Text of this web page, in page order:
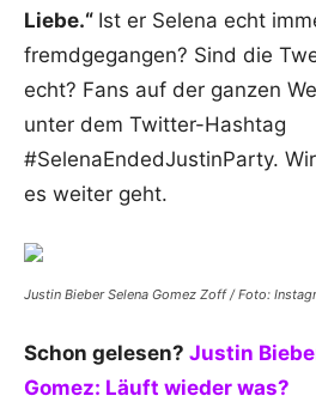
Liebe.“ Ist er Selena echt
fremdgegangen? Sind die
echt? Fans auf der ganzen
unter dem Twitter-Hashtag
#SelenaEndedJustinParty.
es weiter geht.
Justin Bieber Selena Gomez Zoff / Foto:
Schon gelesen? Justin
Gomez: Läuft wieder was?